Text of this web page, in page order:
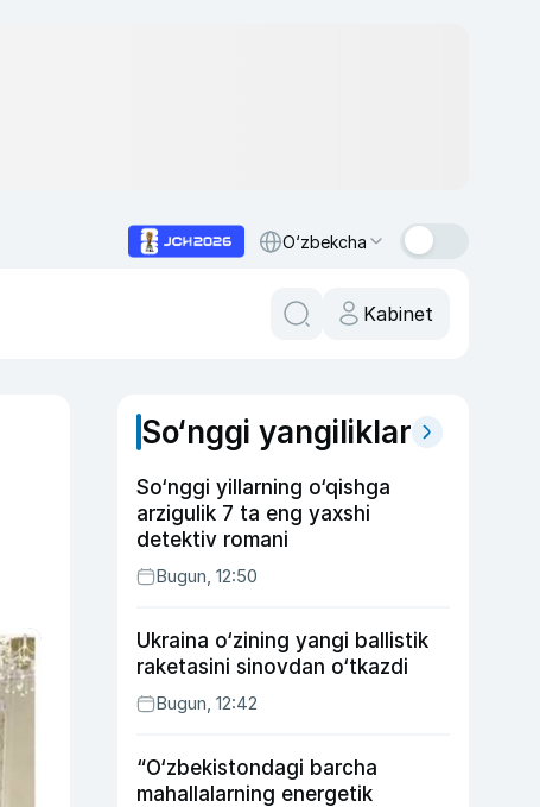
O‘zbekcha
Kabinet
So‘nggi yangiliklar
So‘nggi yillarning o‘qishga
arzigulik 7 ta eng yaxshi
detektiv romani
Bugun, 12:50
Ukraina o‘zining yangi ballistik
raketasini sinovdan o‘tkazdi
Bugun, 12:42
“O‘zbekistondagi barcha
mahallalarning energetik